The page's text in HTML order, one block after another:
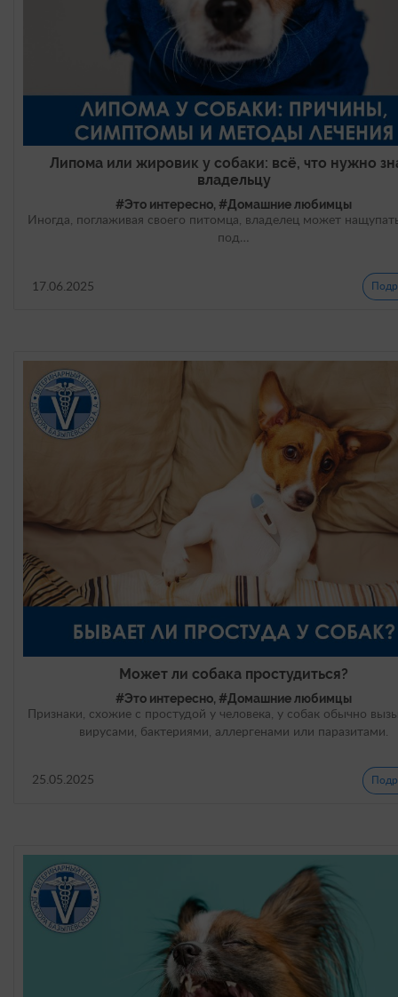
Липома или жировик у собаки: всё, что нужно
владельцу
#Это интересно, #Домашние любимцы
Иногда, поглаживая своего питомца, владелец может
под…
17.06.2025
Может ли собака простудиться?
#Это интересно, #Домашние любимцы
Признаки, схожие с простудой у человека, у собак обычно
вирусами, бактериями, аллергенами или паразитами.
25.05.2025